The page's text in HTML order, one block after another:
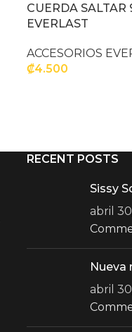
CUERDA SALTAR
EVERLAST
ACCESORIOS
₡4.500
RECENT POSTS
Sissy
abril
Nueva
abril